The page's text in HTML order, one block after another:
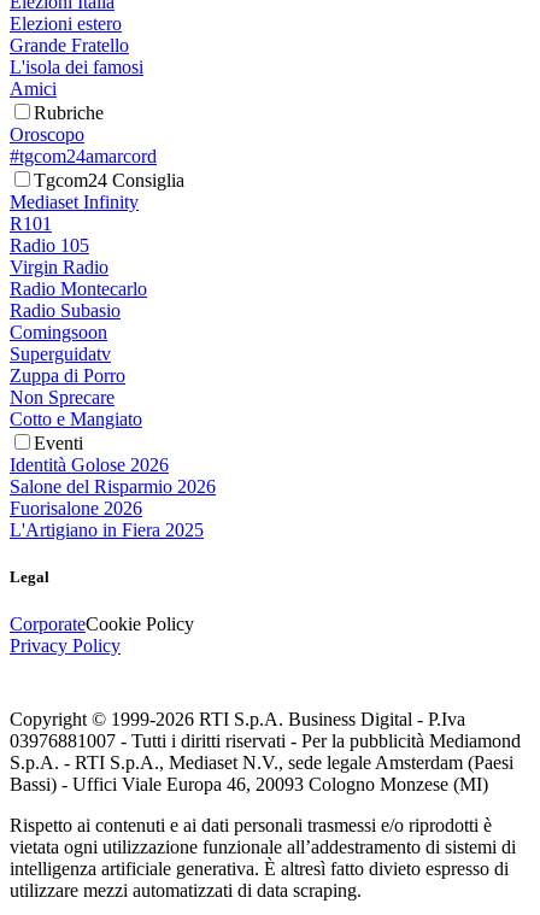
Elezioni estero
Grande Fratello
L'isola dei famosi
Amici
Rubriche
Oroscopo
#tgcom24amarcord
Tgcom24 Consiglia
Mediaset Infinity
R101
Radio 105
Virgin Radio
Radio Montecarlo
Radio Subasio
Comingsoon
Superguidatv
Zuppa di Porro
Non Sprecare
Cotto e Mangiato
Eventi
Identità Golose 2026
Salone del Risparmio 2026
Fuorisalone 2026
L'Artigiano in Fiera 2025
Legal
CorporateCookie Policy
Privacy Policy
Copyright © 1999-2026 RTI S.p.A. Business Digital - P.Iva
03976881007 - Tutti i diritti riservati - Per la pubblicità Mediamond
S.p.A. - RTI S.p.A., Mediaset N.V., sede legale Amsterdam (Paesi
Bassi) - Uffici Viale Europa 46, 20093 Cologno Monzese (MI)
Rispetto ai contenuti e ai dati personali trasmessi e/o riprodotti è
vietata ogni utilizzazione funzionale all’addestramento di sistemi di
intelligenza artificiale generativa. È altresì fatto divieto espresso di
utilizzare mezzi automatizzati di data scraping.